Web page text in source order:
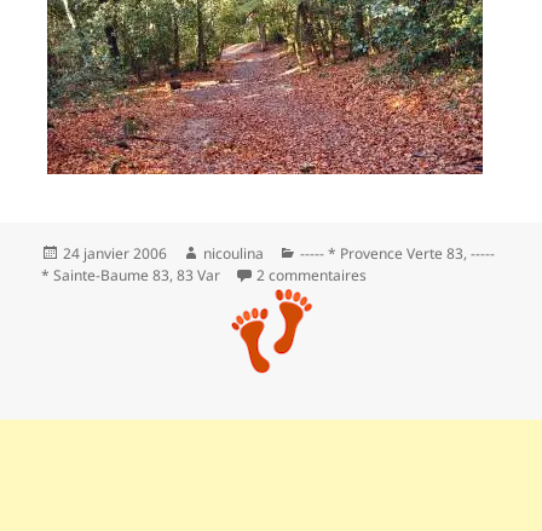
Publié
le
24 janvier 2006 Auteur
nicoulina Catégories
----- * Provence Verte 83,-----
* Sainte-Baume 83,83 Var 2 commentaires